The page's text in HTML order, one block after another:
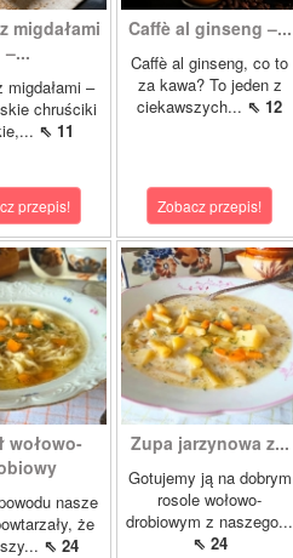
migdałami
–...
migdałami –
chruściki
⇖ 11
przepis!
Caffè al ginseng –...
Caffè al ginseng, co to
za kawa? To jeden z
ciekawszych... ⇖ 12
Zobacz przepis!
wołowo-
nasze
że
⇖ 24
Zupa jarzynowa z...
Gotujemy ją na dobrym
rosole wołowo-
drobiowym z naszego...
⇖ 24